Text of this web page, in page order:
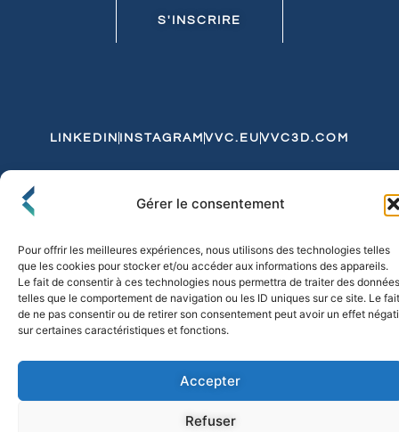
Gérer le consentement
Pour offrir les meilleures expériences, nous utilisons des technologies telles
que les cookies pour stocker et/ou accéder aux informations des appareils.
Le fait de consentir à ces technologies nous permettra de traiter des données
telles que le comportement de navigation ou les ID uniques sur ce site. Le fait
de ne pas consentir ou de retirer son consentement peut avoir un effet
sur certaines caractéristiques et fonctions.
Accepter
Refuser
S'INSCRIRE
LINKEDIN INSTAGRAM VVC.EU VVC3D.COM
Politique de Confidentialité et de CookiesExpédition et Livraison
© 2026 FLO & CO. All Rights Reserved